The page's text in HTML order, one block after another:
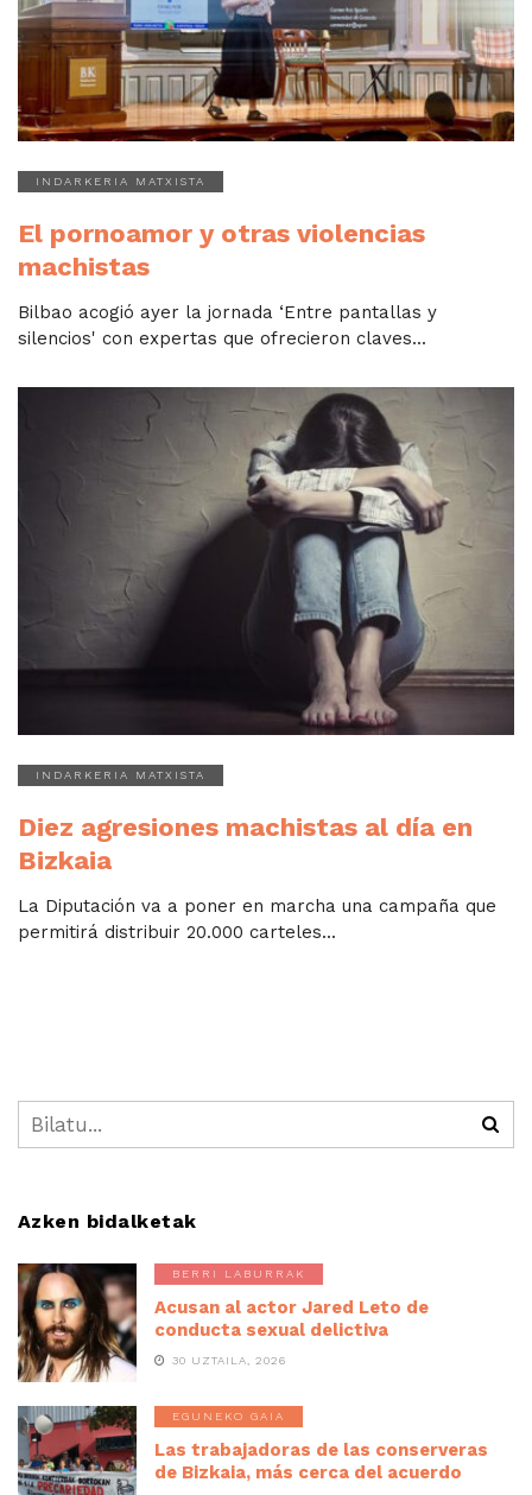
INDARKERIA MATXISTA
El pornoamor y otras violencias
machistas
Bilbao acogió ayer la jornada ‘Entre pantallas y
silencios' con expertas que ofrecieron claves...
INDARKERIA MATXISTA
Diez agresiones machistas al día en
Bizkaia
La Diputación va a poner en marcha una campaña que
permitirá distribuir 20.000 carteles...
Azken bidalketak
BERRI LABURRAK
Acusan al actor Jared Leto de
conducta sexual delictiva
30 UZTAILA, 2026
EGUNEKO GAIA
Las trabajadoras de las conserveras
de Bizkaia, más cerca del acuerdo